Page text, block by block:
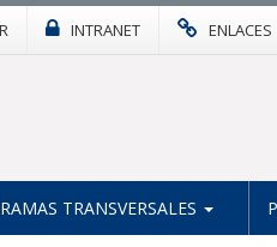
INTRANET ENLACES
TRANSVERSALES